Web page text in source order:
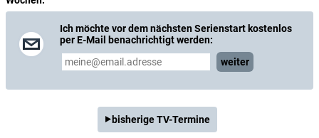
Ich möchte vor dem nächsten Serienstart kostenlos
per E-Mail benachrichtigt werden:
weiter
bisherige TV-Termine